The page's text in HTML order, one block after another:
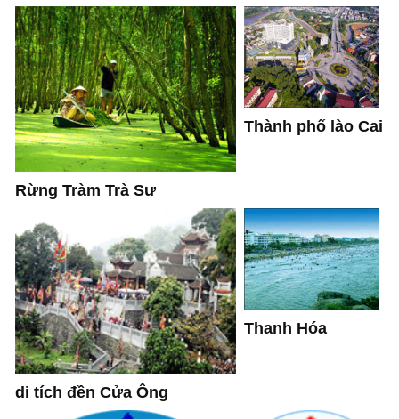
Rừng Tràm Trà Sư
Thành phố lào Cai
di tích đền Cửa Ông
Thanh Hóa